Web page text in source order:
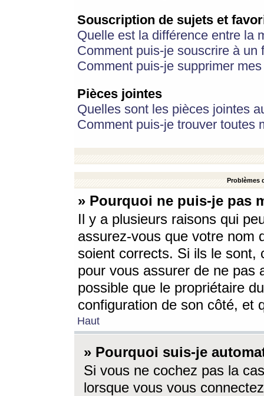
Souscription de sujets et
Quelle est la différence entre la
Comment puis-je souscrire à
Comment puis-je supprimer
Pièces jointes
Quelles sont les pièces jointes
Comment puis-je trouver toutes
Problèmes
» Pourquoi ne puis-je pas
Il y a plusieurs raisons qui
assurez-vous que votre nom
soient corrects. Si ils le sont,
pour vous assurer de ne pas
possible que le propriétaire
configuration de son côté, et
Haut
» Pourquoi suis-je
Si vous ne cochez pas la
lorsque vous vous